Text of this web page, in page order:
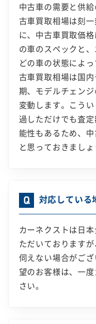
中古車の需要と供
古車買取相場は刻
に、中古車買取価
の車のスペックと
どの車の状態によ
古車買取相場は国
期、モデルチェン
変動します。こう
過しただけでも査
能性もあるため、
と思っておきましょ
対応している
カーネクストは日
ただいております
伺えない場合がご
望のお客様は、一
さい。